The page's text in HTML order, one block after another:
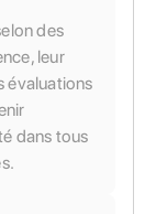
des
leur
évaluations
dans tous